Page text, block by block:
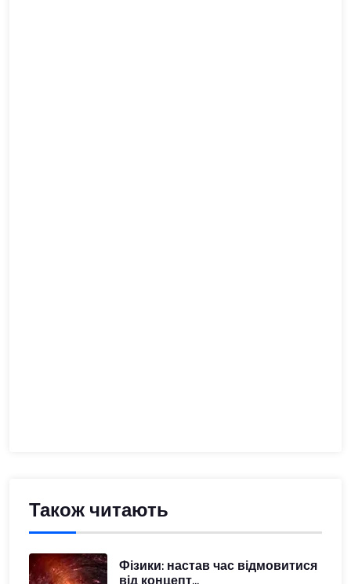
Також читають
Фізики: настав час відмовитися